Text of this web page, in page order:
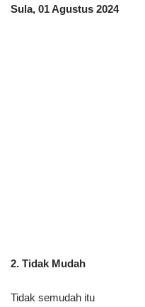
Sula, 01 Agustus 2024
2. Tidak Mudah
Tidak semudah itu